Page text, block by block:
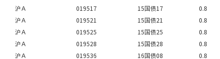
沪Ａ
019517 15国债17
0.8
沪Ａ
019521 15国债21
0.8
沪Ａ
019525 15国债25
0.8
沪Ａ
019528 15国债28
0.8
沪Ａ
019536 16国债08
0.8